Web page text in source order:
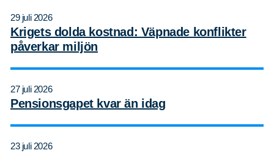
29 juli 2026
Krigets dolda kostnad: Väpnade konflikter
påverkar miljön
27 juli 2026
Pensionsgapet kvar än idag
23 juli 2026